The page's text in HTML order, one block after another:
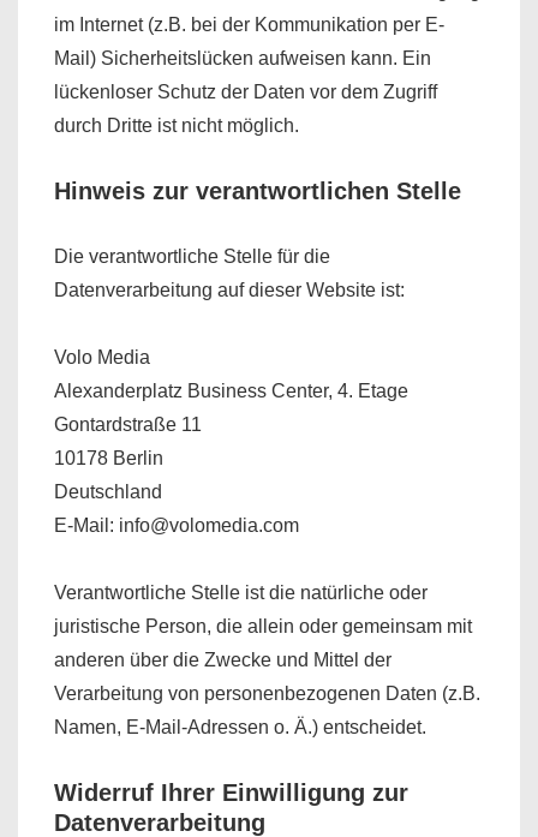
im Internet (z.B. bei der Kommunikation per E-
Mail) Sicherheitslücken aufweisen kann. Ein
lückenloser Schutz der Daten vor dem Zugriff
durch Dritte ist nicht möglich.
Hinweis zur verantwortlichen Stelle
Die verantwortliche Stelle für die
Datenverarbeitung auf dieser Website ist:
Volo Media
Alexanderplatz Business Center, 4. Etage
Gontardstraße 11
10178 Berlin
Deutschland
E-Mail: info@volomedia.com
Verantwortliche Stelle ist die natürliche oder
juristische Person, die allein oder gemeinsam mit
anderen über die Zwecke und Mittel der
Verarbeitung von personenbezogenen Daten (z.B.
Namen, E-Mail-Adressen o. Ä.) entscheidet.
Widerruf Ihrer Einwilligung zur
Datenverarbeitung